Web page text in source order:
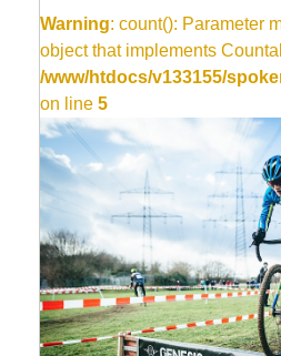
Warning: count(): Parameter
object that implements
/www/htdocs/v133155/
on line 5